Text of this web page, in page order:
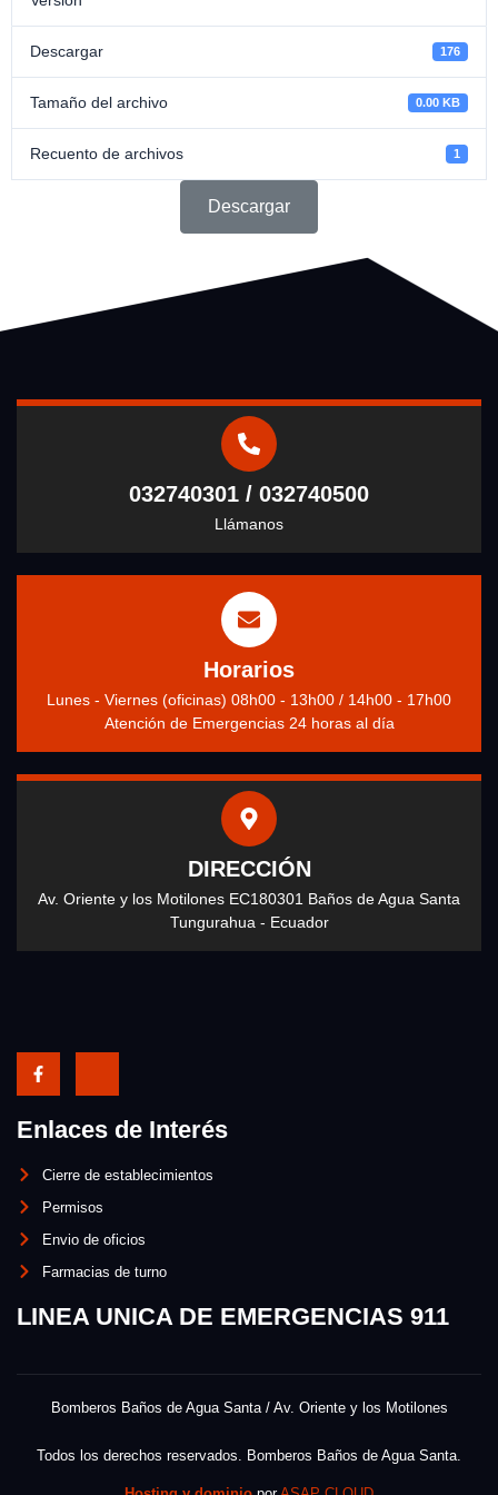
Descargar 176
Tamaño del archivo 0.00 KB
Recuento de archivos 1
Descargar
032740301 / 032740500
Llámanos
Horarios
Lunes - Viernes (oficinas) 08h00 - 13h00 / 14h00 - 17h00
Atención de Emergencias 24 horas al día
DIRECCIÓN
Av. Oriente y los Motilones EC180301 Baños de Agua Santa
Tungurahua - Ecuador
Enlaces de Interés
Cierre de establecimientos
Permisos
Envio de oficios
Farmacias de turno
LINEA UNICA DE EMERGENCIAS 911
Bomberos Baños de Agua Santa / Av. Oriente y los Motilones
Todos los derechos reservados. Bomberos Baños de Agua Santa.